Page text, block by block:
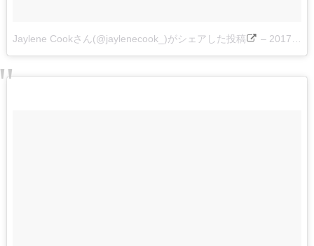
Jaylene Cookさん(@jaylenecook_)がシェアした投稿 – 2017 4月 10 11:28午後 PDT